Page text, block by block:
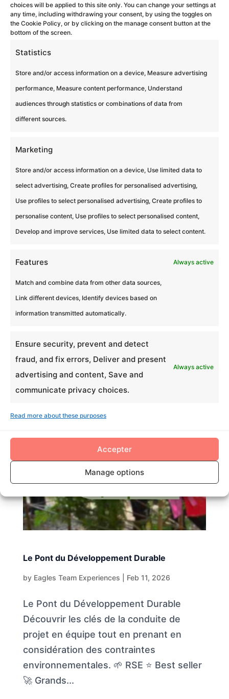
choices will be applied to this site only. You can change your settings at
any time, including withdrawing your consent, by using the toggles on
the Cookie Policy, or by clicking on the manage consent button at the
bottom of the screen.
Statistics
Store and/or access information on a device, Measure advertising
performance, Measure content performance, Understand
audiences through statistics or combinations of data from
different sources.
Marketing
Store and/or access information on a device, Use limited data to
select advertising, Create profiles for personalised advertising,
Use profiles to select personalised advertising, Create profiles to
personalise content, Use profiles to select personalised content,
Develop and improve services, Use limited data to select content.
Features Always active
Match and combine data from other data sources,
Link different devices, Identify devices based on
information transmitted automatically.
Ensure security, prevent and detect
fraud, and fix errors, Deliver and present
advertising and content, Save and
communicate privacy choices.
Always active
Read more about these purposes
Accepter
Manage options
People Planet Profit Stimuler et
développer la notion RSE au sein de
avec les parties prenantes seront les
ingrédients d’une bonne politique RSE.
🏆 Challenge 🌱 RSE 🚀 Jusqu'à 10 000...
Musix for Good
byEagles Team Experiences|
Musix for Good Réalisez en équipe une
œuvre musicale collective ! ⭐ Best seller
🎵 Musique ⏱️ 1h30 à...
Le Pont du Développement Durable
by Eagles Team Experiences Feb 11, 2026
Le Pont du Développement Durable
Découvrir les clés de la conduite de
projet en équipe tout en prenant en
considération des contraintes
environnementales. 🌱 RSE ⭐ Best seller
🚀 Grands...